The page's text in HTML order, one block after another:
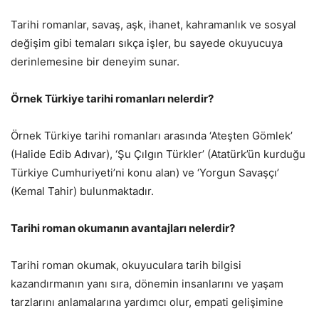
Tarihi romanlar, savaş, aşk, ihanet, kahramanlık ve sosyal
değişim gibi temaları sıkça işler, bu sayede okuyucuya
derinlemesine bir deneyim sunar.
Örnek Türkiye tarihi romanları nelerdir?
Örnek Türkiye tarihi romanları arasında ‘Ateşten Gömlek’
(Halide Edib Adıvar), ‘Şu Çılgın Türkler’ (Atatürk’ün kurduğu
Türkiye Cumhuriyeti’ni konu alan) ve ‘Yorgun Savaşçı’
(Kemal Tahir) bulunmaktadır.
Tarihi roman okumanın avantajları nelerdir?
Tarihi roman okumak, okuyuculara tarih bilgisi
kazandırmanın yanı sıra, dönemin insanlarını ve yaşam
tarzlarını anlamalarına yardımcı olur, empati gelişimine